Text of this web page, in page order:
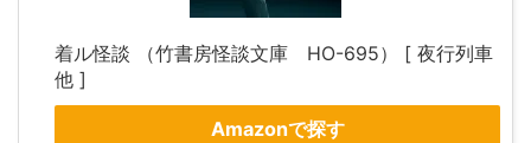
着ル怪談 （竹書房怪談文庫 HO-695） [ 夜行列車
他 ]
Amazonで探す